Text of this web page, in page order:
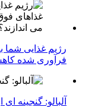
رژیم غذایی شما
فرآوری شده
آلبالو: گنجینه